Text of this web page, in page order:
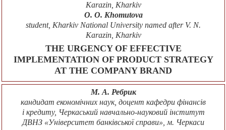
Karazin, Kharkiv
O. O. Khomutova
student, Kharkiv National University named after V. N.
Karazin, Kharkiv
THE URGENCY OF EFFECTIVE
IMPLEMENTATION OF PRODUCT STRATEGY
AT THE COMPANY BRAND
М. А. Ребрик
кандидат економічних наук, доцент кафедри фінансів
і кредиту, Черкаський навчально-науковий інститут
ДВНЗ «Університет банківської справи», м. Черкаси